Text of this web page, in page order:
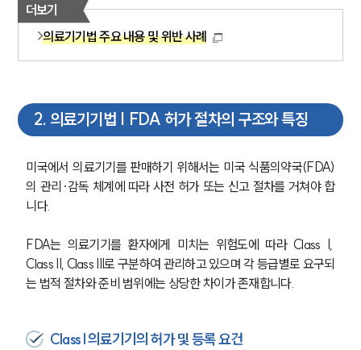
더보기
의료기기법 주요 내용 및 위반 사례
2. 의료기기법 | FDA 허가 절차의 구조와 특징
미국에서 의료기기를 판매하기 위해서는 미국 식품의약국(FDA)
의 관리·감독 체계에 따라 사전 허가 또는 신고 절차를 거쳐야 합
니다.
FDA는 의료기기를 환자에게 미치는 위험도에 따라 Class I,
Class II, Class III로 구분하여 관리하고 있으며 각 등급별로 요구되
는 법적 절차와 준비 범위에는 상당한 차이가 존재합니다.
Class I 의료기기의 허가 및 등록 요건